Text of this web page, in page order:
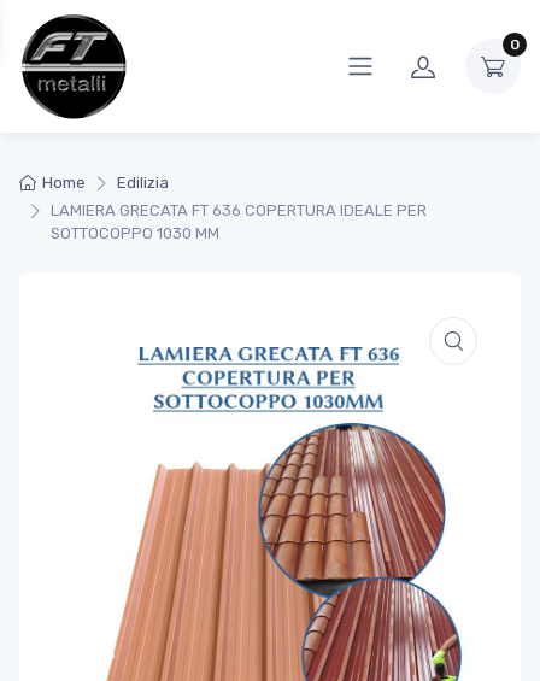
0
Home
Edilizia
LAMIERA GRECATA FT 636 COPERTURA IDEALE PER
SOTTOCOPPO 1030 MM